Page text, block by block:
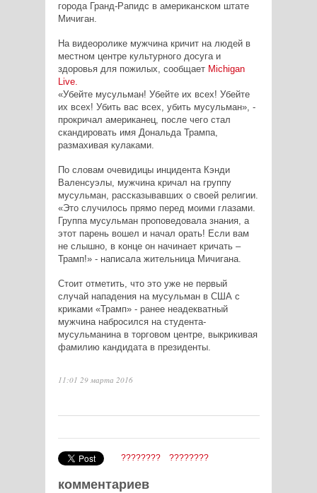
города Гранд-Рапидс в американском штате
Мичиган.
На видеоролике мужчина кричит на людей в
местном центре культурного досуга и
здоровья для пожилых, сообщает Michigan
Live.
«Убейте мусульман! Убейте их всех! Убейте
их всех! Убить вас всех, убить мусульман», -
прокричал американец, после чего стал
скандировать имя Дональда Трампа,
размахивая кулаками.
По словам очевидицы инцидента Кэнди
Валенсуэлы, мужчина кричал на группу
мусульман, рассказывавших о своей религии.
«Это случилось прямо перед моими глазами.
Группа мусульман проповедовала знания, а
этот парень вошел и начал орать! Если вам
не слышно, в конце он начинает кричать –
Трамп!» - написала жительница Мичигана.
Стоит отметить, что это уже не первый
случай нападения на мусульман в США с
криками «Трамп» - ранее неадекватный
мужчина набросился на студента-
мусульманина в торговом центре, выкрикивая
фамилию кандидата в президенты.
11:01 29 марта 2016
???????? ????????
комментариев